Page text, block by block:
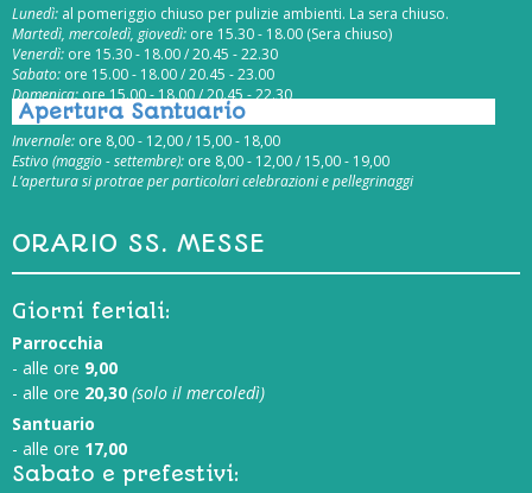
Lunedì: al pomeriggio chiuso per pulizie ambienti. La sera chiuso.
Martedì, mercoledì, giovedì: ore 15.30 - 18.00 (Sera chiuso)
Venerdì: ore 15.30 - 18.00 / 20.45 - 22.30
Sabato: ore 15.00 - 18.00 / 20.45 - 23.00
Domenica:ore 15.00 - 18.00 / 20.45 - 22.30
Apertura Santuario
Invernale: ore 8,00 - 12,00 / 15,00 - 18,00
Estivo (maggio - settembre): ore 8,00 - 12,00 / 15,00 - 19,00
L’apertura si protrae per particolari celebrazioni e pellegrinaggi
ORARIO SS. MESSE
Giorni feriali:
Parrocchia
- alle ore 9,00
- alle ore 20,30 (solo il mercoledì)
Santuario
- alle ore 17,00
Sabato e prefestivi: